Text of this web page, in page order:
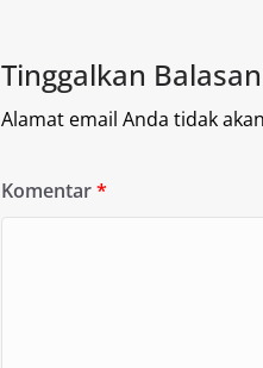
Tinggalkan Balasan
Alamat email Anda tidak
Komentar*